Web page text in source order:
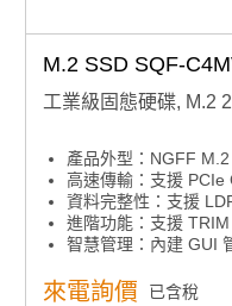
M.2 SSD SQF-
工業級固態硬碟, M.2
產品外型：NGFF
高速傳輸：支援
資料完整性：支援
進階功能：支援
智慧管理：內建 GUI
來電詢價 已含稅